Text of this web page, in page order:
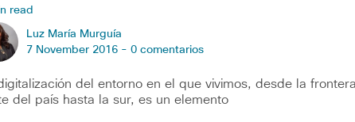
read
Luz María Murguía
7 November 2016 - 0 comentarios
digitalización del entorno en el que vivimos, desde la
del país hasta la sur, es un elemento